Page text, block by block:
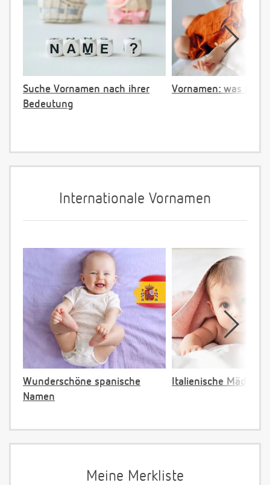
Suche Vornamen nach ihrer
Bedeutung
Vornamen: was ist
Internationale Vornamen
Wunderschöne spanische
Namen
Italienische
Meine Merkliste